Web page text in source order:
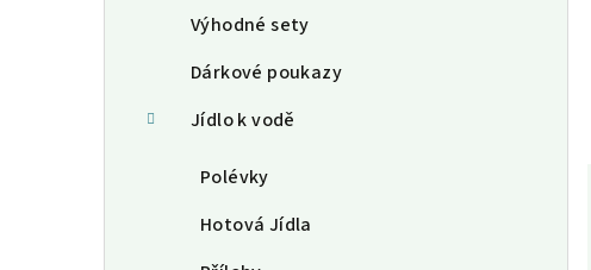
Výhodné sety
Dárkové poukazy
Jídlo k vodě
Polévky
Hotová Jídla